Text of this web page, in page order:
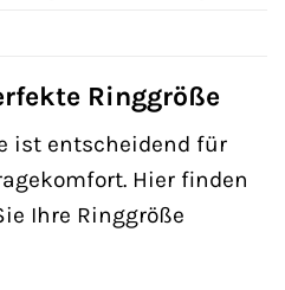
Ringgröße
ist entscheidend für
Hier finden
Ihre Ringgröße